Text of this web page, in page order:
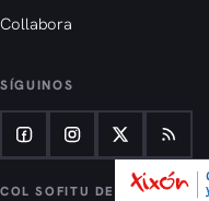
Collabora
SÍGUINOS
COL SOFITU DE